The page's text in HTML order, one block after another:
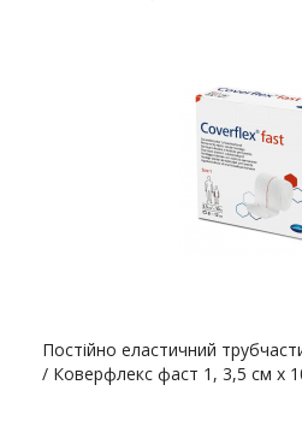
Постійно еластичний
/ Коверфлекс фаст 1, 3,5 cм x